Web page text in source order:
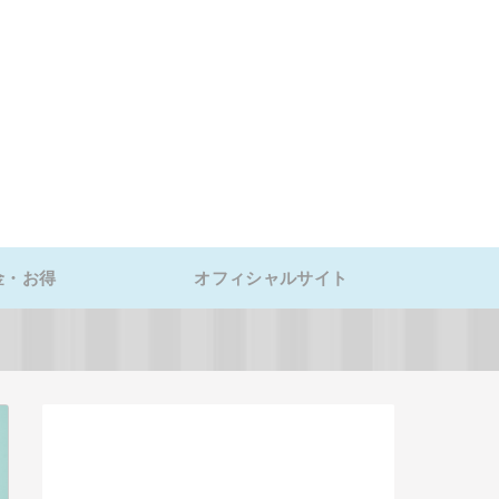
・お得 オフィシャルサイト